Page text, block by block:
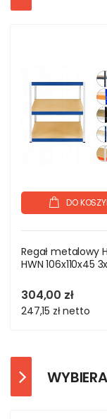
DO
Regał metalowy
HWN 106x110x45
304,00 zł
247,15 złnetto